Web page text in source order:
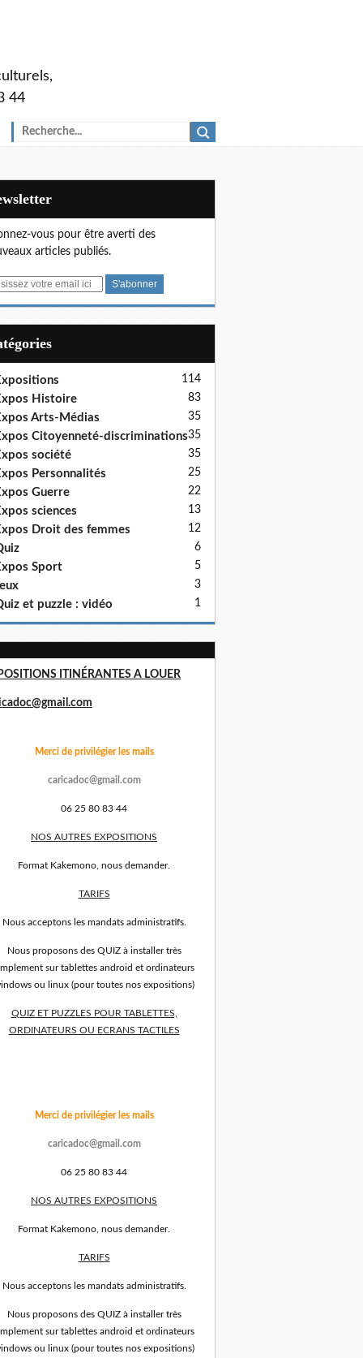
44
vous pour être averti des
articles publiés.
114
Histoire 83
Arts-Médias 35
Citoyenneté-discriminations35
société 35
Personnalités 25
Guerre 22
sciences 13
Droit des femmes 12
6
Sport 5
3
et puzzle : vidéo 1
ITINÉRANTES A LOUER
Merci de privilégier les mails
caricadoc@gmail.com
06 25 80 83 44
NOS AUTRES EXPOSITIONS
Format Kakemono, nous demander.
TARIFS
Nous acceptons les mandats administratifs.
Nous proposons des QUIZ à installer très
sur tablettes android et ordinateurs
ou linux (pour toutes nos expositions)
QUIZ ET PUZZLES POUR TABLETTES,
ORDINATEURS OU ECRANS TACTILES
Merci de privilégier les mails
caricadoc@gmail.com
06 25 80 83 44
NOS AUTRES EXPOSITIONS
Format Kakemono, nous demander.
TARIFS
Nous acceptons les mandats administratifs.
Nous proposons des QUIZ à installer très
sur tablettes android et ordinateurs
ou linux (pour toutes nos expositions)